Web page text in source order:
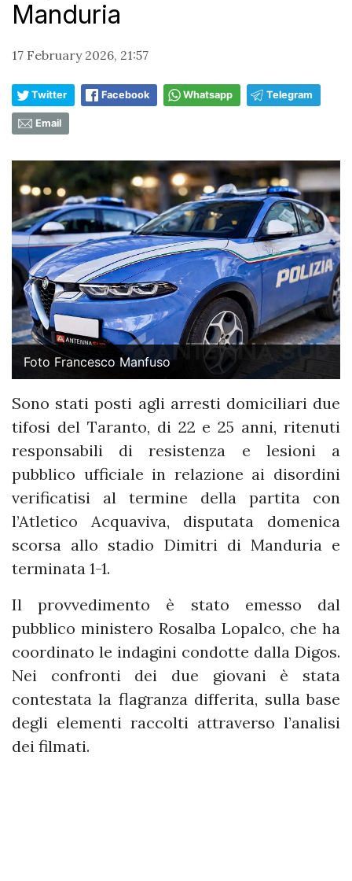
Manduria
17 February 2026, 21:57
Twitter Facebook Whatsapp Telegram
Email
Foto Francesco Manfuso
Sono stati posti agli arresti domiciliari due
tifosi del Taranto, di 22 e 25 anni, ritenuti
responsabili di resistenza e lesioni a
pubblico ufficiale in relazione ai disordini
verificatisi al termine della partita con
l’Atletico Acquaviva, disputata domenica
scorsa allo stadio Dimitri di Manduria e
terminata 1-1.
Il provvedimento è stato emesso dal
pubblico ministero Rosalba Lopalco, che ha
coordinato le indagini condotte dalla Digos.
Nei confronti dei due giovani è stata
contestata la flagranza differita, sulla base
degli elementi raccolti attraverso l’analisi
dei filmati.